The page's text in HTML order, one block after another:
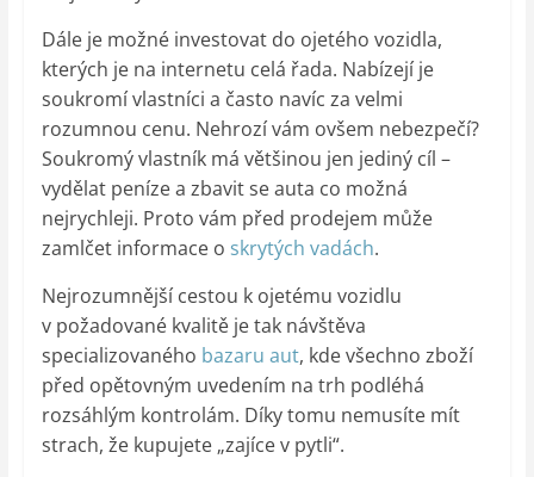
Dále je možné investovat do ojetého vozidla,
kterých je na internetu celá řada. Nabízejí je
soukromí vlastníci a často navíc za velmi
rozumnou cenu. Nehrozí vám ovšem nebezpečí?
Soukromý vlastník má většinou jen jediný cíl –
vydělat peníze a zbavit se auta co možná
nejrychleji. Proto vám před prodejem může
zamlčet informace o skrytých vadách.
Nejrozumnější cestou k ojetému vozidlu
v požadované kvalitě je tak návštěva
specializovaného bazaru aut, kde všechno zboží
před opětovným uvedením na trh podléhá
rozsáhlým kontrolám. Díky tomu nemusíte mít
strach, že kupujete „zajíce v pytli“.